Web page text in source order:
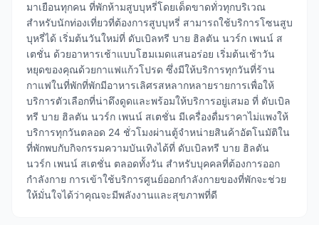
มาเยือนทุกคน ที่พักห้ามสูบบุหรี่โดยเด็ดขาดทั่วทุกบริเวณ
สำหรับนักท่องเที่ยวที่ต้องการสูบบุหรี่ สามารถใช้บริการโซนสูบ
บุหรี่ได้ เริ่มต้นวันใหม่ที่ ดับเบิลทรี บาย ฮิลตัน นวร์ก เพนน์ ส
เตชั่น ด้วยอาหารเช้าแบบโฮมเมดแสนอร่อย เริ่มต้นเช้าวัน
หยุดของคุณด้วยกาแฟแก้วโปรด ซึ่งมีให้บริการทุกวันที่ร้าน
กาแฟในที่พักที่พักมีอาหารเลิศรสหลากหลายรายการเพื่อให้
บริการตัวเลือกที่น่าดึงดูดและพร้อมให้บริการอยู่เสมอ ที่ ดับเบิล
ทรี บาย ฮิลตัน นวร์ก เพนน์ สเตชั่น มีเครื่องดื่มราคาไม่แพงให้
บริการทุกวันตลอด 24 ชั่วโมงผ่านตู้จำหน่ายสินค้าอัตโนมัติใน
ที่พักพบกับกิจกรรมความบันเทิงได้ที่ ดับเบิลทรี บาย ฮิลตัน
นวร์ก เพนน์ สเตชั่น ตลอดทั้งวัน สำหรับบุคคลที่ต้องการออก
กำลังกาย การเข้าใช้บริการศูนย์ออกกำลังกายของที่พักจะช่วย
ให้มั่นใจได้ว่าคุณจะมีพลังงานและสุขภาพที่ดี